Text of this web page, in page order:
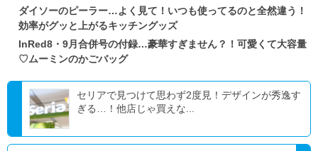
ダイソーのピーラー…よく見て！いつも使ってるのと全然違う！
効率がグッと上がるキッチングッズ
InRed8・9月合併号の付録…豪華すぎません？！可愛くて大容量
♡ムーミンのかごバッグ
セリアで見つけて思わず2度見！デザインが秀逸す
ぎる…！他店じゃ買えな...